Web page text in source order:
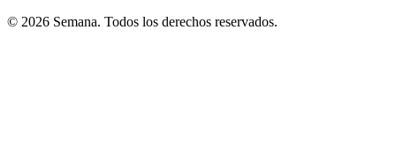
© 2026 Semana. Todos los derechos reservados.